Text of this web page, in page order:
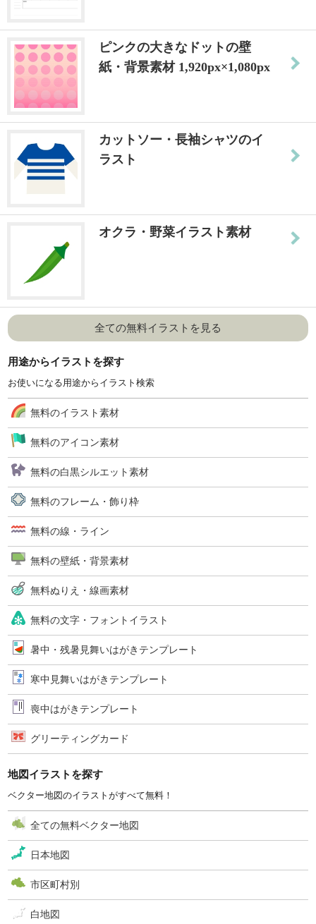
ピンクの大きなドットの壁
紙・背景素材 1,920px×1,080px
カットソー・長袖シャツのイ
ラスト
オクラ・野菜イラスト素材
全ての無料イラストを見る
用途からイラストを探す
お使いになる用途からイラスト検索
無料のイラスト素材
無料のアイコン素材
無料の白黒シルエット素材
無料のフレーム・飾り枠
無料の線・ライン
無料の壁紙・背景素材
無料ぬりえ・線画素材
無料の文字・フォントイラスト
暑中・残暑見舞いはがきテンプレート
寒中見舞いはがきテンプレート
喪中はがきテンプレート
グリーティングカード
地図イラストを探す
ベクター地図のイラストがすべて無料！
全ての無料ベクター地図
日本地図
市区町村別
白地図